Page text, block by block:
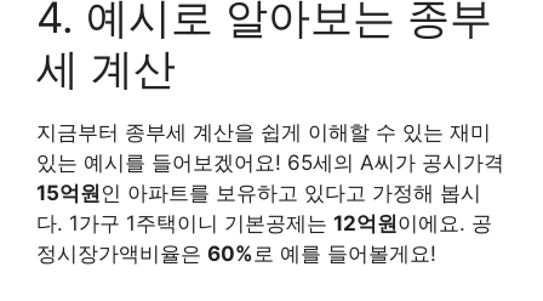
4. 예시로 알아보는 종부
세 계산
지금부터 종부세 계산을 쉽게 이해할 수 있는 재미
있는 예시를 들어보겠어요! 65세의 A씨가 공시가격
15억원 인 아파트를 보유하고 있다고 가정해 봅시
다. 1가구 1주택이니 기본공제는 12억원이에요. 공
정시장가액비율은 60%로 예를 들어볼게요!